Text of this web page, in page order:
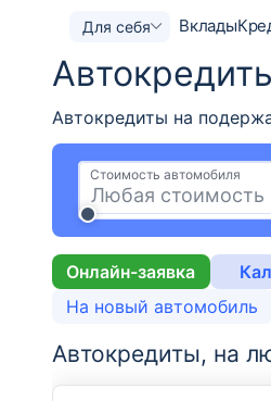
Для себя Вклады
Автокредиты на
Стоимость автомобиля
Онлайн-заявка
На новый автомобиль
Автокредиты, на